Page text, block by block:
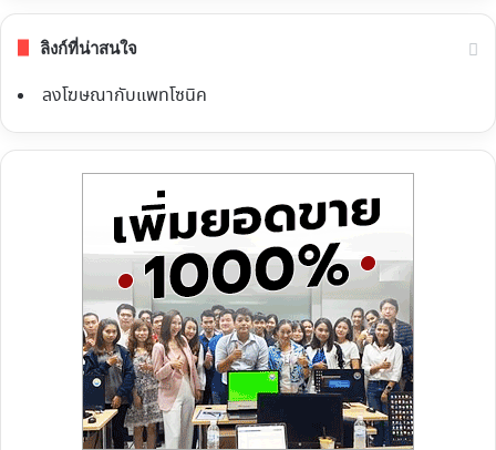
ลิงก์ที่น่าสนใจ
ลงโฆษณากับแพทโซนิค